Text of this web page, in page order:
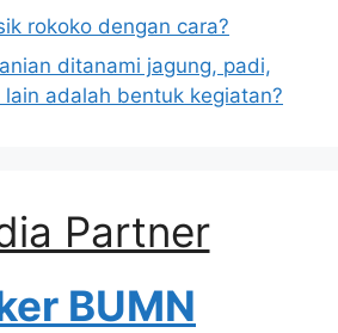
rokoko dengan cara?
ditanami jagung, padi,
adalah bentuk kegiatan?
Partner
BUMN